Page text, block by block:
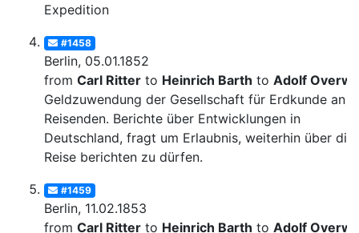
Expedition
#1458
Berlin, 05.01.1852
from Carl Ritter to Heinrich Barth to Adolf
Geldzuwendung der Gesellschaft für Erdkunde an
Reisenden. Berichte über Entwicklungen in
Deutschland, fragt um Erlaubnis, weiterhin über die
Reise berichten zu dürfen.
#1459
Berlin, 11.02.1853
from Carl Ritter to Heinrich Barth to Adolf